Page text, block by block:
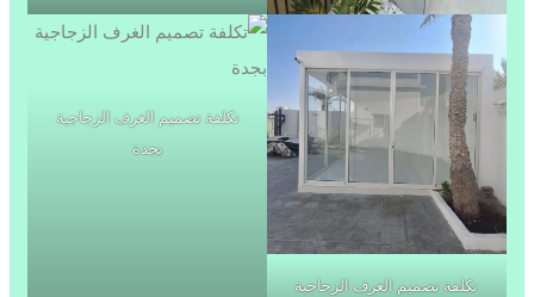
تكلفة تصميم الغرف الزجاجية
تكلفة تصميم الغرف الزجاجية
بجدة